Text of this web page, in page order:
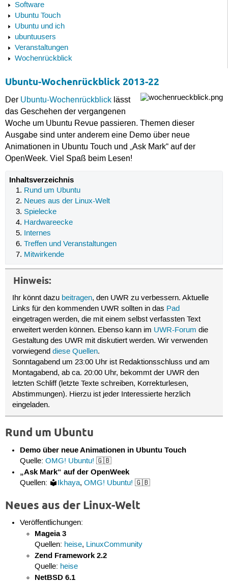
Software
Ubuntu Touch
Ubuntu und ich
ubuntuusers
Veranstaltungen
Wochenrückblick
Ubuntu-Wochenrückblick 2013-22
Der Ubuntu-Wochenrückblicklässt
das Geschehen der vergangenen
Woche um Ubuntu Revue passieren. Themen dieser
Ausgabe sind unter anderem eine Demo über neue
Animationen in Ubuntu Touch und „Ask Mark“ auf der
OpenWeek. Viel Spaß beim Lesen!
Inhaltsverzeichnis
Rund um Ubuntu
Neues aus der Linux-Welt
Spielecke
Hardwareecke
Internes
Treffen und Veranstaltungen
Mitwirkende
Hinweis:
Ihr könnt dazu beitragen, den UWR zu verbessern. Aktuelle
Links für den kommenden UWR sollten in das Pad
eingetragen werden, die mit einem selbst verfassten Text
erweitert werden können. Ebenso kann im UWR-Forum die
Gestaltung des UWR mit diskutiert werden. Wir verwenden
vorwiegenddiese Quellen.
Sonntagabend um 23:00 Uhr ist Redaktionsschluss und am
Montagabend, ab ca. 20:00 Uhr, bekommt der UWR den
letzten Schliff (letzte Texte schreiben, Korrekturlesen,
Abstimmungen). Hierzu ist jeder Interessierte herzlich
eingeladen.
Rund um Ubuntu
Demo über neue Animationen in Ubuntu Touch
Quelle:OMG! Ubuntu! 🇬🇧
„Ask Mark“ auf der OpenWeek
Quellen: Ikhaya,OMG! Ubuntu! 🇬🇧
Neues aus der Linux-Welt
Veröffentlichungen:
Mageia 3
Quellen: heise, LinuxCommunity
Zend Framework 2.2
Quelle: heise
NetBSD 6.1